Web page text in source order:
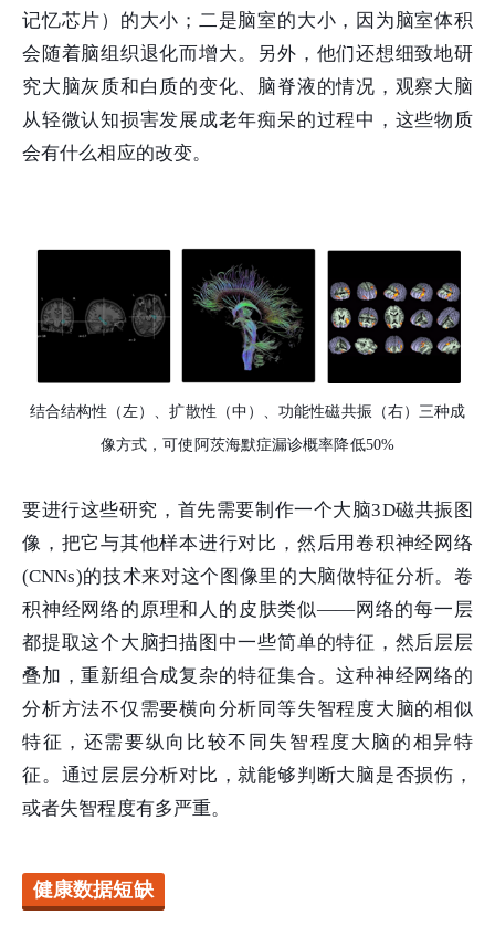
记忆芯片）的大小；二是脑室的大小，因为脑室体积
会随着脑组织退化而增大。另外，他们还想细致地研
究大脑灰质和白质的变化、脑脊液的情况，观察大脑
从轻微认知损害发展成老年痴呆的过程中，这些物质
会有什么相应的改变。
结合结构性（左）、扩散性（中）、功能性磁共振（右）三种成
像方式，可使阿茨海默症漏诊概率降低50%
要进行这些研究，首先需要制作一个大脑3D磁共振图
像，把它与其他样本进行对比，然后用卷积神经网络
(CNNs)的技术来对这个图像里的大脑做特征分析。卷
积神经网络的原理和人的皮肤类似——网络的每一层
都提取这个大脑扫描图中一些简单的特征，然后层层
叠加，重新组合成复杂的特征集合。这种神经网络的
分析方法不仅需要横向分析同等失智程度大脑的相似
特征，还需要纵向比较不同失智程度大脑的相异特
征。通过层层分析对比，就能够判断大脑是否损伤，
或者失智程度有多严重。
健康数据短缺